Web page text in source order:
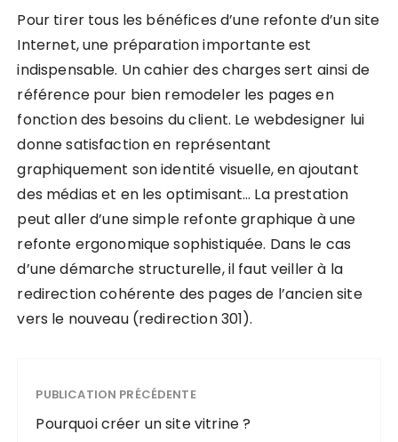
Pour tirer tous les bénéfices d’une refonte d’un site
Internet, une préparation importante est
indispensable. Un cahier des charges sert ainsi de
référence pour bien remodeler les pages en
fonction des besoins du client. Le webdesigner lui
donne satisfaction en représentant
graphiquement son identité visuelle, en ajoutant
des médias et en les optimisant… La prestation
peut aller d’une simple refonte graphique à une
refonte ergonomique sophistiquée. Dans le cas
d’une démarche structurelle, il faut veiller à la
redirection cohérente des pages de l’ancien site
vers le nouveau (redirection 301).
PUBLICATION PRÉCÉDENTE
Pourquoi créer un site vitrine ?